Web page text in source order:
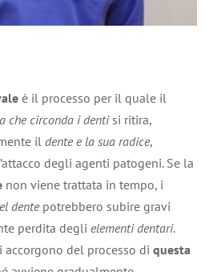
è il processo per il quale il
che circonda i dentisi ritira,
il dente e la sua radice,
degli agenti patogeni. Se la
non viene trattata in tempo, i
dentepotrebbero subire gravi
perdita degli elementi dentari.
del processo di questa